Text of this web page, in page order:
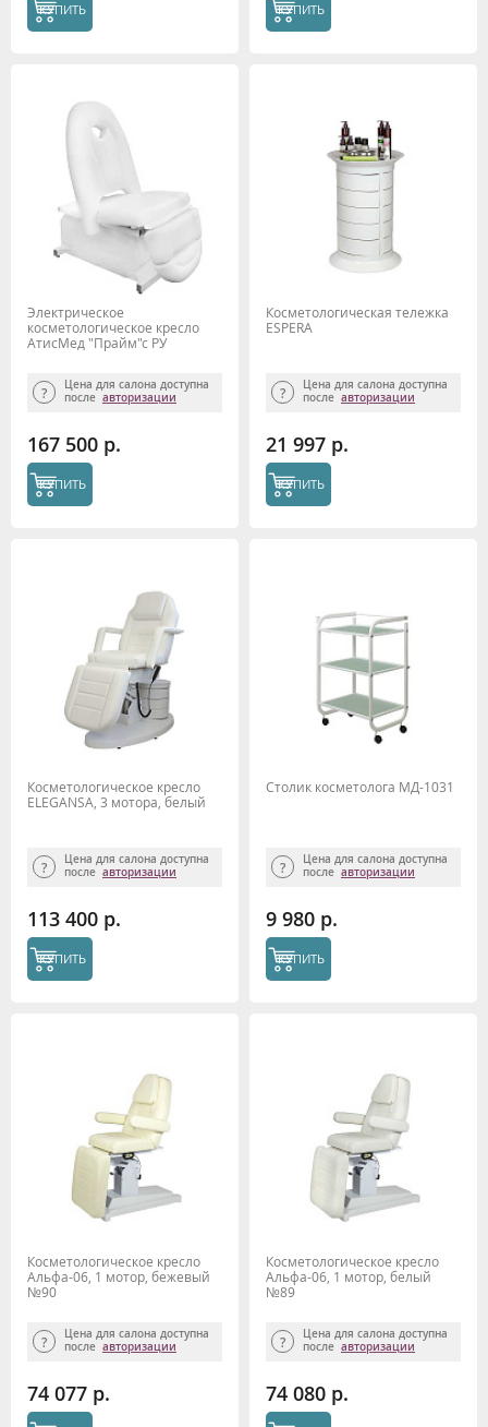
КУПИТЬ КУПИТЬ
Электрическое
косметологическое кресло
АтисМед "Прайм"с РУ
Цена для салона доступна
после авторизации
167 500 р.
КУПИТЬ
Косметологическая тележка
ESPERA
Цена для салона доступна
после авторизации
21 997 р.
КУПИТЬ
Косметологическое кресло
ELEGANSA, 3 мотора, белый
Цена для салона доступна
после авторизации
113 400 р.
КУПИТЬ
Столик косметолога МД-1031
Цена для салона доступна
после авторизации
9 980 р.
КУПИТЬ
Косметологическое кресло
Альфа-06, 1 мотор, бежевый
№90
Цена для салона доступна
после авторизации
74 077 р.
Косметологическое кресло
Альфа-06, 1 мотор, белый
№89
Цена для салона доступна
после авторизации
74 080 р.